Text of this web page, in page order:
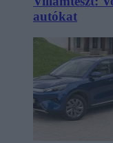
autókat